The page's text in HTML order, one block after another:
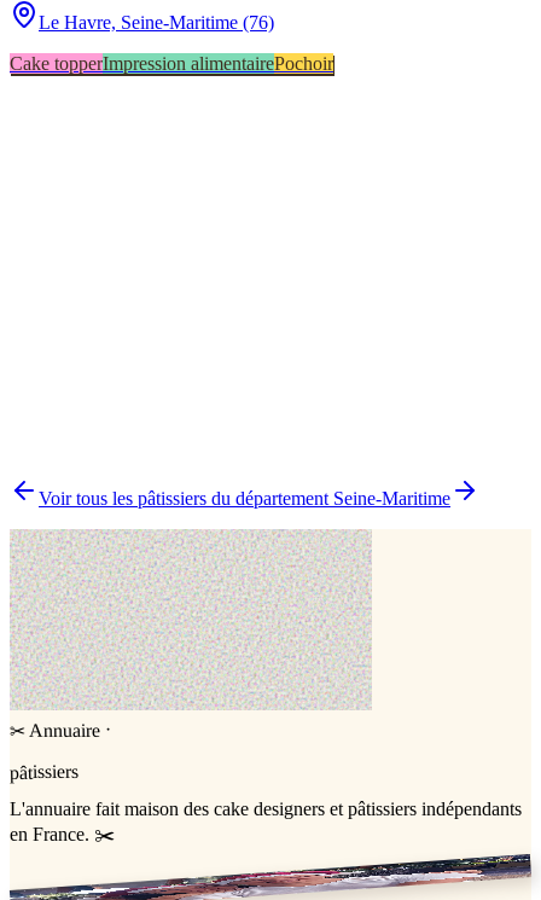
Le Havre, Seine-Maritime (76)
Cake topperImpression alimentairePochoir
Voir tous les pâtissiers du département Seine-Maritime
✂ Annuaire ·
pâtissiers
L'annuaire fait maison des cake designers et pâtissiers indépendants
en France. ✂️